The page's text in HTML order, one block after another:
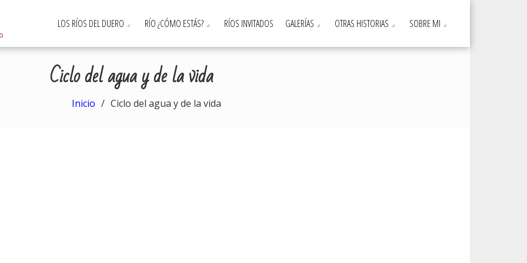
LOS RÍOS DEL DUERO RÍO ¿CÓMO ESTÁS? RÍOS INVITADOS GALERÍAS OTRAS HISTORIAS SOBRE MI
Ciclo del agua y de la vida
Inicio Ciclo del agua y de la vida